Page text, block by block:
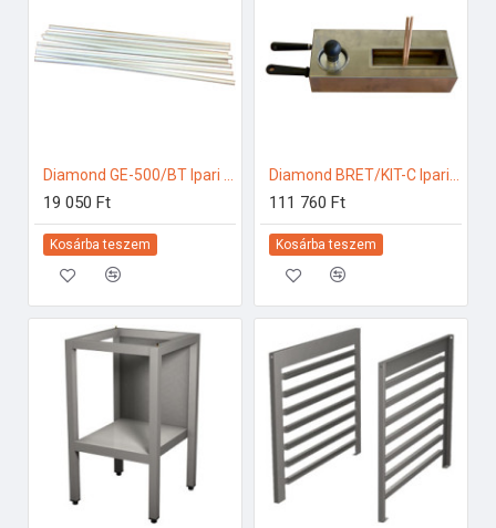
19 050 Ft
Kosárba teszem
111 760 Ft
Kosárba teszem